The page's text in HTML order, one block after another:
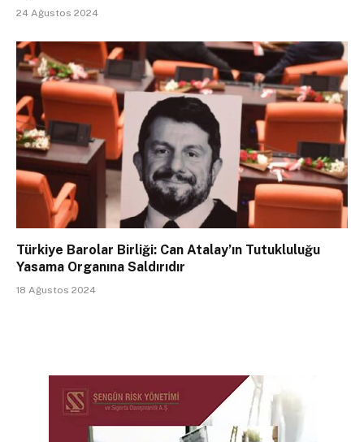
24 Ağustos 2024
Türkiye Barolar Birliği: Can Atalay’ın Tutukluluğu
Yasama Organına Saldırıdır
18 Ağustos 2024